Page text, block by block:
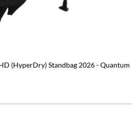
(HyperDry) Standbag 2026 - Quantum